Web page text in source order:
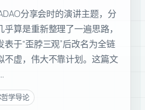
分享会时的演讲主题，分
算是重新整理了一遍思路，
于“歪脖三观”后改名为全链
不虚，伟大不靠计划。这篇文
学导论